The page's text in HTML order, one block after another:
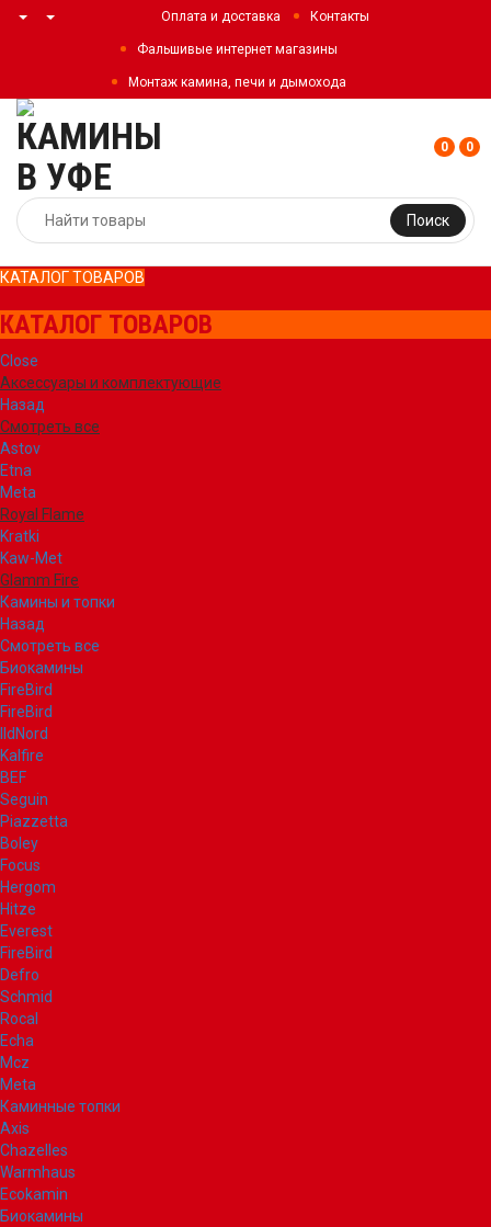
Оплата и доставка Контакты
Фальшивые интернет магазины
Монтаж камина, печи и дымохода
Поиск
0 0
КАТАЛОГ ТОВАРОВ
КАТАЛОГ ТОВАРОВ
Close
Аксессуары и комплектующие
Назад
Смотреть все
Astov
Etna
Meta
Royal Flame
Kratki
Kaw-Met
Glamm Fire
Камины и топки
Назад
Смотреть все
Биокамины
FireBird
FireBird
IldNord
Kalfire
BEF
Seguin
Piazzetta
Boley
Focus
Hergom
Hitze
Everest
FireBird
Defro
Schmid
Rocal
Echa
Mcz
Meta
Каминные топки
Axis
Chazelles
Warmhaus
Ecokamin
Биокамины